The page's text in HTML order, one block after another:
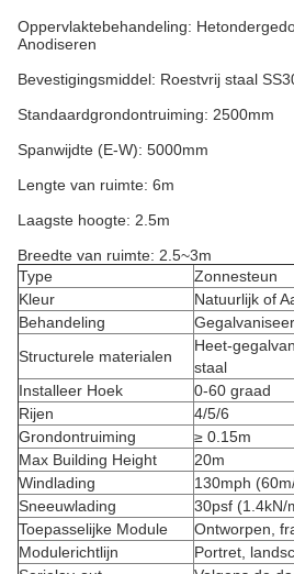
Oppervlaktebehandeling:
Anodiseren
Bevestigingsmiddel: Roestvrij staal
Standaardgrondontruiming: 2500mm
Spanwijdte (E-W): 5000mm
Lengte van ruimte: 6m
Laagste hoogte: 2.5m
Breedte van ruimte: 2.5~3m
Type
Zonnesteun
Kleur
Natuurlijk of
Behandeling
Structurele materialen
Heet-
staal
Installeer Hoek
0-60 graad
Rijen
4/5/6
Grondontruiming
≥ 0.15m
Max Building Height
20m
Windlading
130mph
Sneeuwlading
30psf (1.4kN/
Toepasselijke Module
Ontworpen,
Modulerichtlijn
Portret,